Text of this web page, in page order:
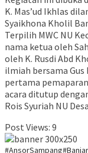
K. Mas’ud Ikhlas
Syaikhona Kholil
Terpilih MWC NU
nama ketua oleh
oleh K. Rusdi Abd
ilmiah bersama
pertama
acara ditutup
Rois Syuriah NU
Post Views: 9
#AnsorSampang